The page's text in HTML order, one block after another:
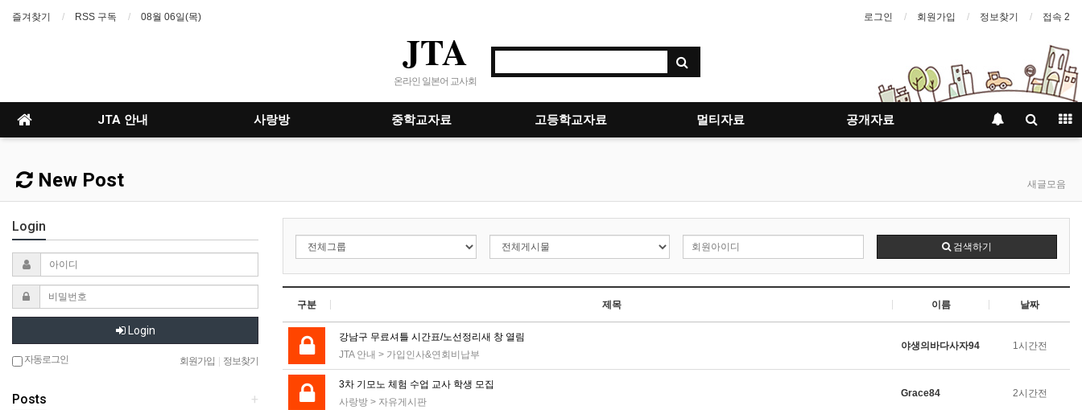
즐겨찾기 RSS 구독 08월 06일(목) 로그인 회원가입 정보찾기 접속 2
JTA
온라인 일본어 교사회
JTA 안내 사랑방 중학교자료 고등학교자료 멀티자료 공개자료
New Post 새글모음
검색하기
구분 제목 이름 날짜
강남구 무료셔틀 시간표/노선정리새 창 열림
JTA 안내 > 가입인사&연회비납부
야생의바다사자94 1시간전
3차 기모노 체험 수업 교사 학생 모집
사랑방 > 자유게시판
Grace84 2시간전
Login
Login
자동로그인 회원가입 정보찾기
+
Posts